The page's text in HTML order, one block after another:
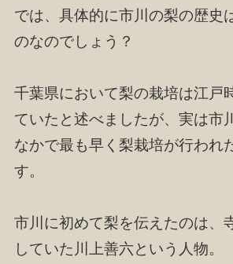
では、具体的に市川の梨の歴史
のなのでしょう？
千葉県において梨の栽培は江戸
ていたと述べましたが、実は市
なかで最も早く梨栽培が行われ
す。
市川に初めて梨を伝えたのは、
していた川上善六という人物。